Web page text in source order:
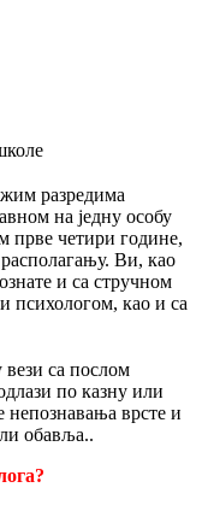
разредима
на једну особу
прве четири године,
располагању. Ви, као
и са стручном
психологом, као и са
вези са послом
по казну или
непознавања врсте и
обавља..